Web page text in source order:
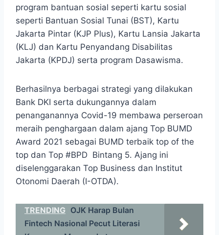
program bantuan sosial seperti kartu sosial
seperti Bantuan Sosial Tunai (BST), Kartu
Jakarta Pintar (KJP Plus), Kartu Lansia Jakarta
(KLJ) dan Kartu Penyandang Disabilitas
Jakarta (KPDJ) serta program Dasawisma.
Berhasilnya berbagai strategi yang dilakukan
Bank DKI serta dukungannya dalam
penanganannya Covid-19 membawa perseroan
meraih penghargaan dalam ajang Top BUMD
Award 2021 sebagai BUMD terbaik top of the
top dan Top #BPD Bintang 5. Ajang ini
diselenggarakan Top Business dan Institut
Otonomi Daerah (I-OTDA).
TRENDING OJK Harap Bulan
Fintech Nasional Pecut Literasi